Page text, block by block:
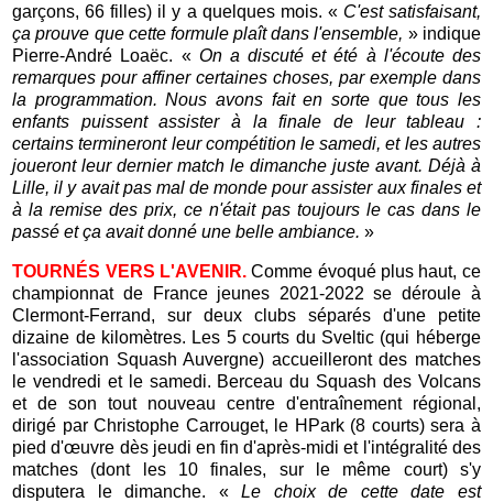
garçons, 66 filles) il y a quelques mois. « C'est satisfaisant,
ça prouve que cette formule plaît dans l'ensemble, » indique
Pierre-André Loaëc. « On a discuté et été à l'écoute des
remarques pour affiner certaines choses, par exemple dans
la programmation. Nous avons fait en sorte que tous les
enfants puissent assister à la finale de leur tableau :
certains termineront leur compétition le samedi, et les autres
joueront leur dernier match le dimanche juste avant. Déjà à
Lille, il y avait pas mal de monde pour assister aux finales et
à la remise des prix, ce n'était pas toujours le cas dans le
passé et ça avait donné une belle ambiance. »
TOURNÉS VERS L'AVENIR.Comme évoqué plus haut, ce
championnat de France jeunes 2021-2022 se déroule à
Clermont-Ferrand, sur deux clubs séparés d'une petite
dizaine de kilomètres. Les 5 courts du Sveltic (qui héberge
l'association Squash Auvergne) accueilleront des matches
le vendredi et le samedi. Berceau du Squash des Volcans
et de son tout nouveau centre d'entraînement régional,
dirigé par Christophe Carrouget, le HPark (8 courts) sera à
pied d'œuvre dès jeudi en fin d'après-midi et l'intégralité des
matches (dont les 10 finales, sur le même court) s'y
disputera le dimanche. «Le choix de cette date est